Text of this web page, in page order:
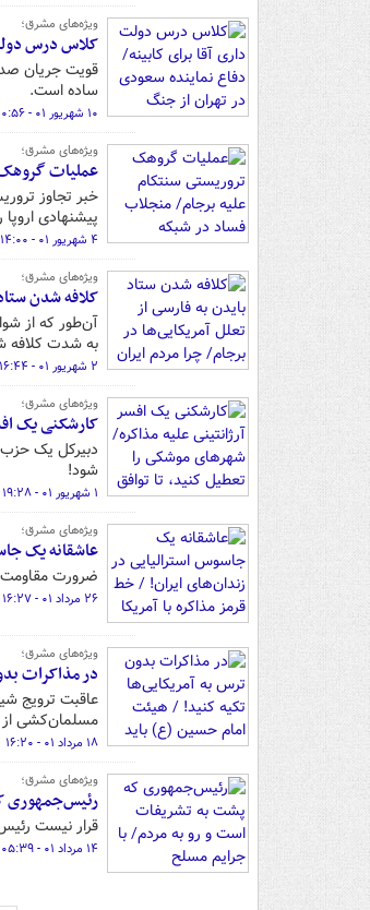
ویژه‌های مشرق؛
کلاس درس
قویت جریان
ساده است.
۱۰ شهریور ۰۱ - ۰۰:۵۶
ویژه‌های مشرق؛
عملیات گروهک
خبر تجاوز
پیشنهادی
۴ شهریور ۰۱ - ۱۴:۰۰
ویژه‌های مشرق؛
کلافه شدن
آن‌طور که از
به شدت کلافه
۲ شهریور ۰۱ - ۱۶:۴۴
ویژه‌های مشرق؛
کارشکنی یک
دبیرکل یک حزب
شود!
۱ شهریور ۰۱ - ۱۹:۲۸
ویژه‌های مشرق؛
عاشقانه یک
ضرورت مقاومت
۲۶ مرداد ۰۱ - ۱۶:۲۷
ویژه‌های مشرق؛
در مذاکرات
عاقبت ترویج
مسلمان‌کشی از
۱۸ مرداد ۰۱ - ۱۶:۲۰
ویژه‌های مشرق؛
رئیس‌جمهوری
قرار نیست
۱۴ مرداد ۰۱ - ۰۵:۳۹